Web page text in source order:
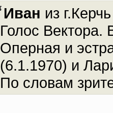
Иван из
Голос
Оперная и
(6.1.1970) и
По словам